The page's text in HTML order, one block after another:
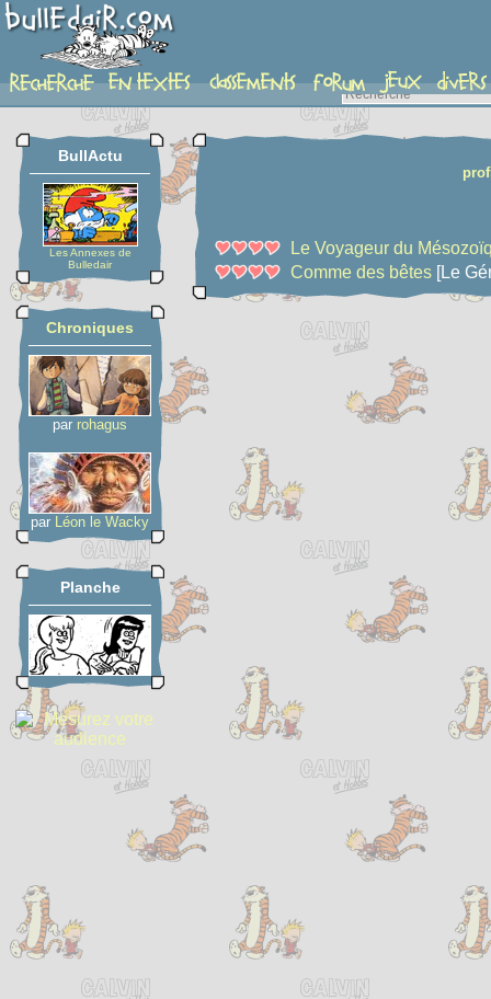
chroniques_profil
BullActu
Les Annexes de
Bulledair
Chroniques
par rohagus
par Léon le Wacky
Planche
Le Voyageur du
Comme des bêtes [Le